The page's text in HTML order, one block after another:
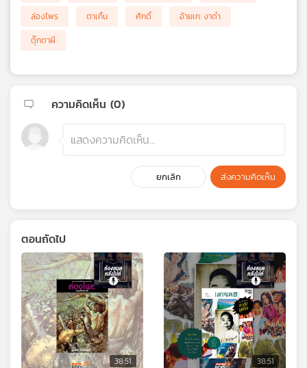
ล่องไพร
ตาเกิ้น ศักดิ์
อ้ายเก งาดำ
ตุ๊กตาผี
ความคิดเห็น (0)
ยกเลิก ส่งความคิดเห็น
ตอนถัดไป
38:51 38:51